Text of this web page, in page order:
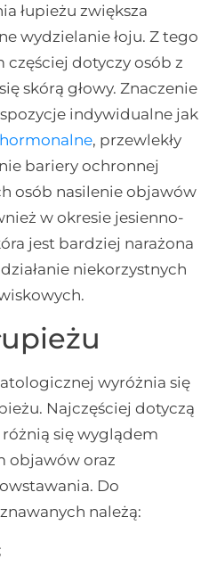
łupieżu zwiększa
wydzielanie łoju. Z tego
dotyczy osób z
skórą głowy. Znaczenie
indywidualne jak
, przewlekły
bariery ochronnej
osób nasilenie objawów
w okresie jesienno-
jest bardziej narażona
niekorzystnych
wyróżnia się
Najczęściej dotyczą
różnią się wyglądem
objawów oraz
Do
należą: